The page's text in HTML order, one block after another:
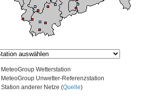
MeteoGroup Wetterstation
MeteoGroup Unwetter-Referenzstation
Station anderer Netze (Quelle)